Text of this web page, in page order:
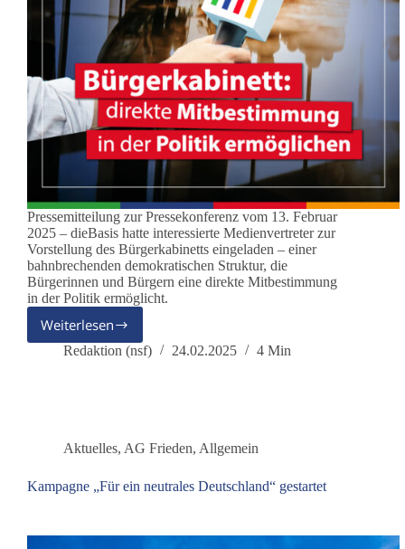
Pressemitteilung zur Pressekonferenz vom 13. Februar
2025 – dieBasis hatte interessierte Medienvertreter zur
Vorstellung des Bürgerkabinetts eingeladen – einer
bahnbrechenden demokratischen Struktur, die
Bürgerinnen und Bürgern eine direkte Mitbestimmung
in der Politik ermöglicht.
Weiterlesen
dieBasis
Bürgerkabinett:
Politik
ermöglichen
Redaktion (nsf) 24.02.2025 4 Min
Aktuelles, AG Frieden, Allgemein
Kampagne „Für ein neutrales Deutschland“ gestartet